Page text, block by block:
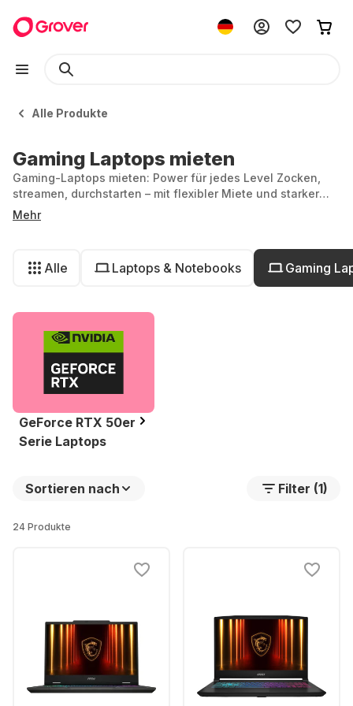
Alle Produkte
Gaming Laptops mieten
Gaming-Laptops mieten: Power für jedes Level Zocken,
streamen, durchstarten – mit flexibler Miete und starker
Performance.
Mehr
Alle Laptops & Notebooks Gaming
GeForce RTX 50er
Serie Laptops
Sortieren nach Filter (1)
24 Produkte